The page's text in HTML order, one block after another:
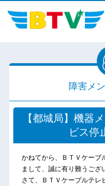
障害メ
【都城局】機器
ビス停
かねてから、ＢＴＶケーブ
まして、誠に有り難うござ
さて、ＢＴＶケーブルテレ